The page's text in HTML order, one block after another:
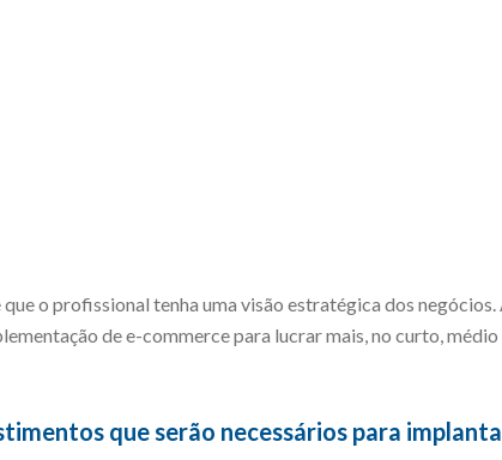
o profissional tenha uma visão estratégica dos negócios.
de e-commerce para lucrar mais, no curto, médio
que serão necessários para